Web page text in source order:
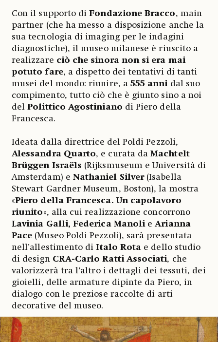
Con il supporto diFondazione Bracco, main
partner (che ha messo a disposizione anche la
sua tecnologia di imaging per le indagini
diagnostiche), il museo milanese è riuscito a
realizzare ciò che sinora non si era mai
potuto fare, a dispetto dei tentativi di tanti
musei del mondo: riunire, a 555 anni dal suo
compimento, tutto ciò che è giunto sino a noi
delPolittico Agostiniano di Piero della
Francesca.
Ideata dalla direttrice del Poldi Pezzoli,
Alessandra Quarto, e curata daMachtelt
Brüggen Israëls (Rijksmuseum e Università di
Amsterdam) e Nathaniel Silver(Isabella
Stewart Gardner Museum, Boston), la mostra
«Piero della Francesca. Un capolavoro
riunito», alla cui realizzazione concorrono
Lavinia Galli, Federica Manoli eArianna
Pace (Museo Poldi Pezzoli), sarà presentata
nell’allestimento diItalo Rota e dello studio
di design CRA-Carlo Ratti Associati, che
valorizzerà tra l’altro i dettagli dei tessuti, dei
gioielli, delle armature dipinte da Piero, in
dialogo con le preziose raccolte di arti
decorative del museo.